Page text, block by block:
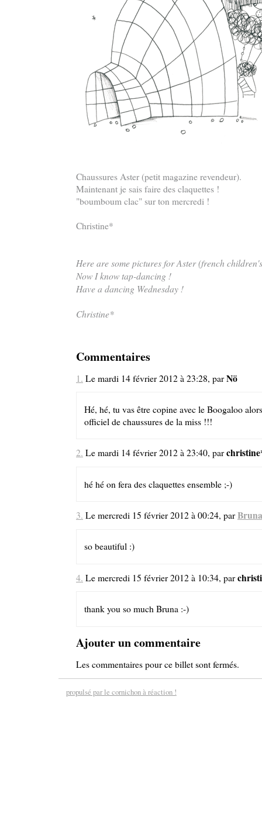
Chaussures Aster (petit magazine revendeur).
Maintenant je sais faire des claquettes !
"boumboum clac" sur ton mercredi !
Christine*
Here are some pictures for Aster (french
Now I know tap-dancing !
Have a dancing Wednesday !
Christine*
Commentaires
1. Le mardi 14 février 2012 à 23:28, parNö
Hé, hé, tu vas être copine avec le Boogaloo
officiel de chaussures de la miss !!!
2. Le mardi 14 février 2012 à 23:40, par
hé hé on fera des claquettes ensemble ;-)
3. Le mercredi 15 février 2012 à 00:24, parBruna
so beautiful :)
4. Le mercredi 15 février 2012 à 10:34, par
thank you so much Bruna :-)
Ajouter un commentaire
Les commentaires pour ce billet sont fermés.
propulsé par le cornichon à réaction !